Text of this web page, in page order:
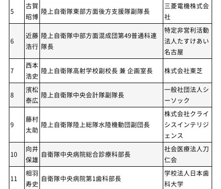
5
古賀
昭博
陸上自衛隊東部方面後方支援隊副隊長
三菱電機株式会
社
6
近藤
浩行
陸上自衛隊中部方面混成団第49普通科連
隊長
特定非営利活動
法人たすけあい
名古屋
7
西本
浩史
陸上自衛隊高射学校副校長 兼 企画室長 株式会社東芝
8
濱松
泰広
陸上自衛隊中央会計隊副隊長
一般社団法人シ
ーソック
9
藤村
太助
陸上自衛隊陸上総隊水陸機動団副団長
株式会社クライ
シスインテリジ
ェンス
10
向井
保雄
自衛隊中央病院総合診療科部長
社会医療法人刀
仁会
11
相羽
寿史
自衛隊中央病院第1歯科部長
学校法人日本歯
科大学